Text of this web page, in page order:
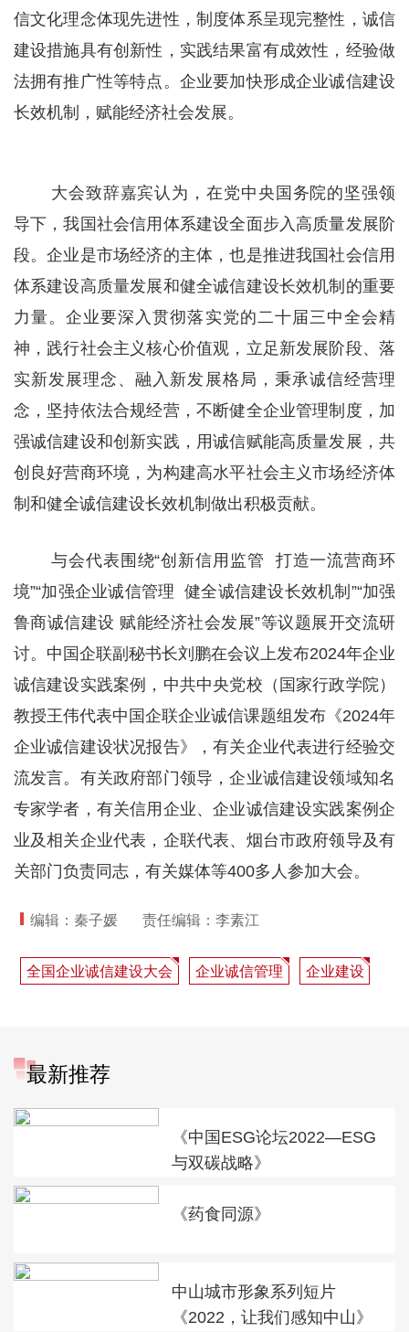
信文化理念体现先进性，制度体系呈现完整性，诚信
建设措施具有创新性，实践结果富有成效性，经验做
法拥有推广性等特点。企业要加快形成企业诚信建设
长效机制，赋能经济社会发展。
大会致辞嘉宾认为，在党中央国务院的坚强领
导下，我国社会信用体系建设全面步入高质量发展阶
段。企业是市场经济的主体，也是推进我国社会信用
体系建设高质量发展和健全诚信建设长效机制的重要
力量。企业要深入贯彻落实党的二十届三中全会精
神，践行社会主义核心价值观，立足新发展阶段、落
实新发展理念、融入新发展格局，秉承诚信经营理
念，坚持依法合规经营，不断健全企业管理制度，加
强诚信建设和创新实践，用诚信赋能高质量发展，共
创良好营商环境，为构建高水平社会主义市场经济体
制和健全诚信建设长效机制做出积极贡献。
与会代表围绕“创新信用监管 打造一流营商环
境”“加强企业诚信管理 健全诚信建设长效机制”“加强
鲁商诚信建设 赋能经济社会发展”等议题展开交流研
讨。中国企联副秘书长刘鹏在会议上发布2024年企业
诚信建设实践案例，中共中央党校（国家行政学院）
教授王伟代表中国企联企业诚信课题组发布《2024年
企业诚信建设状况报告》，有关企业代表进行经验交
流发言。有关政府部门领导，企业诚信建设领域知名
专家学者，有关信用企业、企业诚信建设实践案例企
业及相关企业代表，企联代表、烟台市政府领导及有
关部门负责同志，有关媒体等400多人参加大会。
编辑：秦子媛 责任编辑：李素江
全国企业诚信建设大会 企业诚信管理 企业建设
最新推荐
《中国ESG论坛2022—ESG
与双碳战略》
《药食同源》
中山城市形象系列短片
《2022，让我们感知中山》